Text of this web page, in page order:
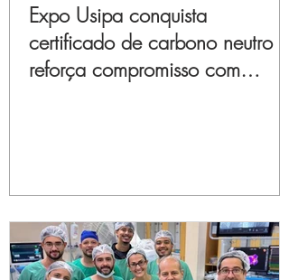
Expo Usipa conquista
certificado de carbono neutro e
reforça compromisso com